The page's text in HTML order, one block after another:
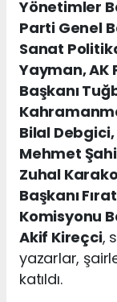
Yönetimler
Parti Genel
Sanat
Yayman, AK
Başkanı
Bilal
Mehmet
Zuhal
Başkanı
Komisyonu
Akif Kireçci,
yazarlar,
katıldı.